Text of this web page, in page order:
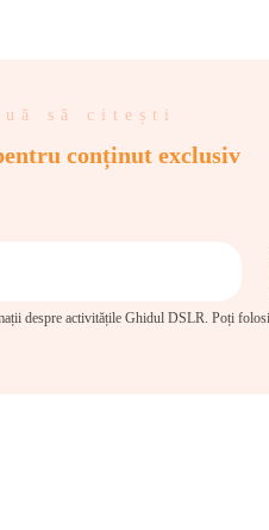
să citești
conținut exclusiv
despre activitățile Ghidul DSLR. Poți